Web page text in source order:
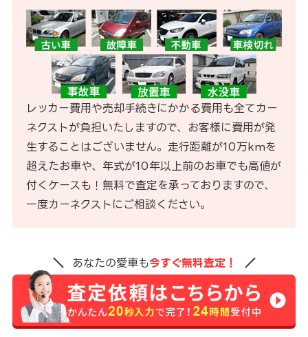
レッカー費用や売却手続きにかかる費用も全てカー
ネクストが負担いたしますので、お客様に費用が発
生することはございません。走行距離が10万kmを
超えたお車や、年式が10年以上前のお車でも高値が
付くケースも！無料で査定を承っておりますので、
一度カーネクストにご相談ください。
あなたの愛車も今すぐ無料査定！